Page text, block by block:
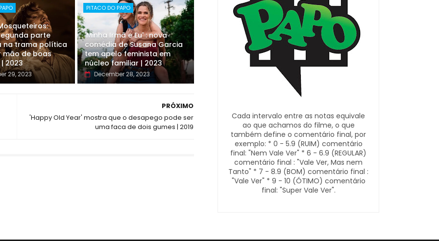
parte
na trama política
mão de boas
2023
29, 2023
PITACO DO PAPO
'Minha Irmã e Eu' : nova
comédia de Susana Garcia
tem apelo feminista em
núcleo familiar | 2023
December 28, 2023
PRÓXIMO
'Happy Old Year' mostra que o desapego pode ser
uma faca de dois gumes | 2019
Cada intervalo entre as notas equivale
ao que achamos do filme, o que
também define o comentário final, por
exemplo: * 0 - 5.9 (RUIM) comentário
final: "Nem Vale Ver" * 6 - 6.9 (REGULAR)
comentário final : "Vale Ver, Mas nem
Tanto" * 7 - 8.9 (BOM) comentário final :
"Vale Ver" * 9 - 10 (ÓTIMO) comentário
final: "Super Vale Ver".